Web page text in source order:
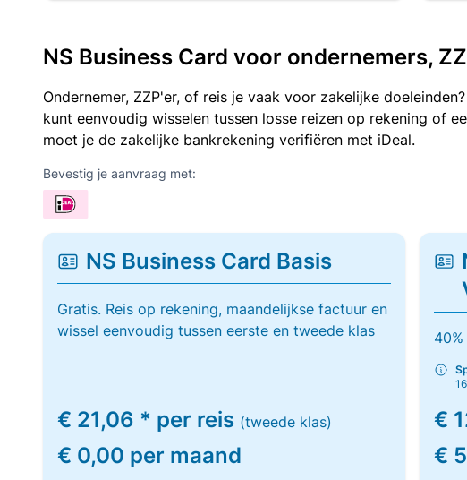
NS Business Card voor ondernemers,
Ondernemer, ZZP'er, of reis je vaak voor zakelijke
kunt eenvoudig wisselen tussen losse reizen op rekening of
moet je de zakelijke bankrekening verifiëren met iDeal.
Bevestig je aanvraag met:
NS Business Card Basis
Gratis. Reis op rekening, maandelijkse factuur en
wissel eenvoudig tussen eerste en tweede klas
€ 21,06 * per reis (tweede klas)
€ 0,00 per maand
€
€